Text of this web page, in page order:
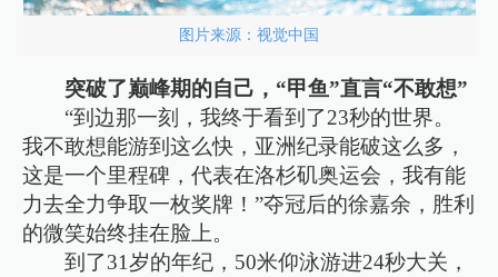
图片来源：视觉中国
突破了巅峰期的自己，“甲鱼”直言“不敢想”
“到边那一刻，我终于看到了23秒的世界。
我不敢想能游到这么快，亚洲纪录能破这么多，
这是一个里程碑，代表在洛杉矶奥运会，我有能
力去全力争取一枚奖牌！”夺冠后的徐嘉余，胜利
的微笑始终挂在脸上。
到了31岁的年纪，50米仰泳游进24秒大关，